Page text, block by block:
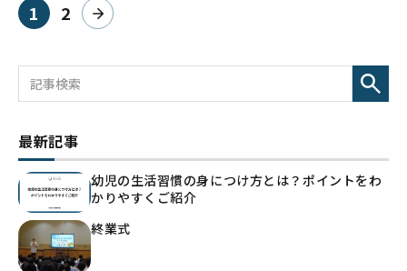
1ページ目
2ページ目
次へ
最新記事
幼児の生活習慣の身につけ方とは？ポイントをわ
かりやすくご紹介
終業式